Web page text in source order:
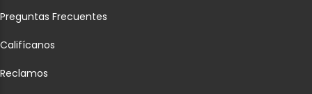
Preguntas Frecuentes
Califícanos
Reclamos